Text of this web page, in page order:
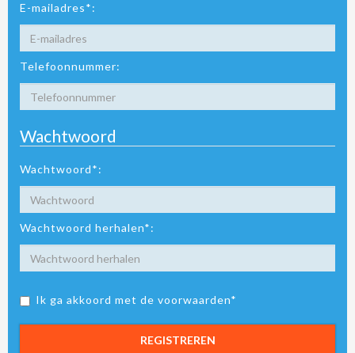
E-mailadres*:
Telefoonnummer:
Wachtwoord
Wachtwoord*:
Wachtwoord herhalen*:
Ik ga akkoord met de voorwaarden*
REGISTREREN